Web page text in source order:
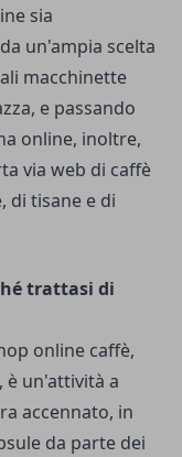
sia
un'ampia scelta
macchinette
e passando
online, inoltre,
via web di caffè
di tisane e di
trattasi di
online caffè,
un'attività a
accennato, in
da parte dei